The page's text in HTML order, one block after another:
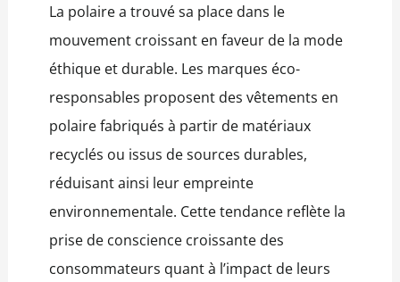
La polaire a trouvé sa place dans le
mouvement croissant en faveur de la mode
éthique et durable. Les marques éco-
responsables proposent des vêtements en
polaire fabriqués à partir de matériaux
recyclés ou issus de sources durables,
réduisant ainsi leur empreinte
environnementale. Cette tendance reflète la
prise de conscience croissante des
consommateurs quant à l’impact de leurs